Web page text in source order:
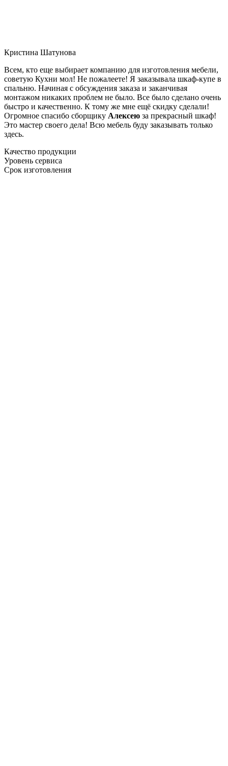
Кристина Шатунова
Всем, кто еще выбирает компанию для изготовления мебели,
советую Кухни мол! Не пожалеете! Я заказывала шкаф-купе в
спальню. Начиная с обсуждения заказа и заканчивая
монтажом никаких проблем не было. Все было сделано очень
быстро и качественно. К тому же мне ещё скидку сделали!
Огромное спасибо сборщику Алексею за прекрасный шкаф!
Это мастер своего дела! Всю мебель буду заказывать только
здесь.
Качество продукции
Уровень сервиса
Срок изготовления